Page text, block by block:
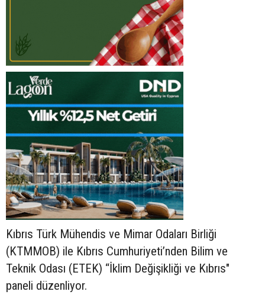
Kıbrıs Türk Mühendis ve Mimar Odaları Birliği
(KTMMOB) ile Kıbrıs Cumhuriyeti’nden Bilim ve
Teknik Odası (ETEK) “İklim Değişikliği ve Kıbrıs"
paneli düzenliyor.